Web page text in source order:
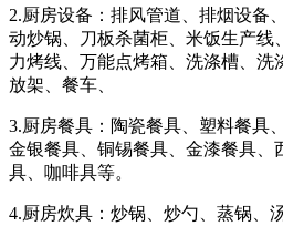
2.厨房设备：排风管道、排烟设备
动炒锅、刀板杀菌柜、米饭生产线
力烤线、万能点烤箱、洗涤槽、洗
放架、餐车、
3.厨房餐具：陶瓷餐具、塑料餐具
金银餐具、铜锡餐具、金漆餐具、
具、咖啡具等。
4.厨房炊具：炒锅、炒勺、蒸锅、